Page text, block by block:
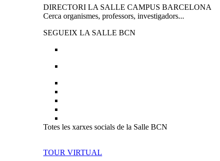
DIRECTORI LA SALLE CAMPUS BARCELONA
Cerca organismes, professors, investigadors...
SEGUEIX LA SALLE BCN
Totes les xarxes socials de la Salle BCN
TOUR VIRTUAL